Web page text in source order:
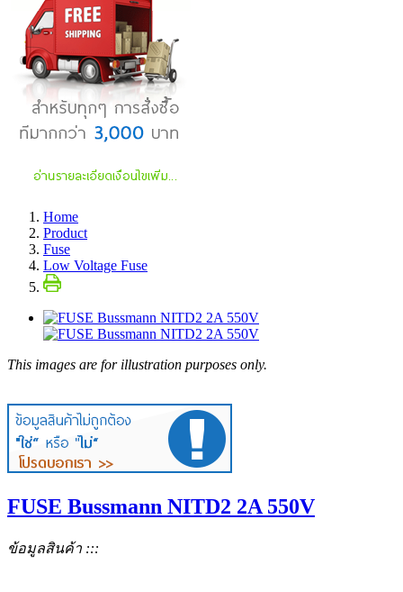
Home
Product
Fuse
Low Voltage Fuse
This images are for illustration purposes only.
FUSE Bussmann NITD2 2A 550V
ข้อมูลสินค้า :::